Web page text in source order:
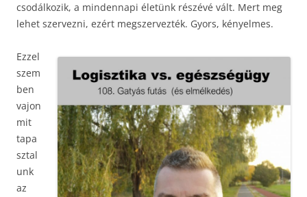
csodálkozik, a mindennapi életünk részévé vált. Mert meg
lehet szervezni, ezért megszervezték. Gyors, kényelmes.
Ezzel
szem
ben
vajon
mit
tapa
sztal
unk
az